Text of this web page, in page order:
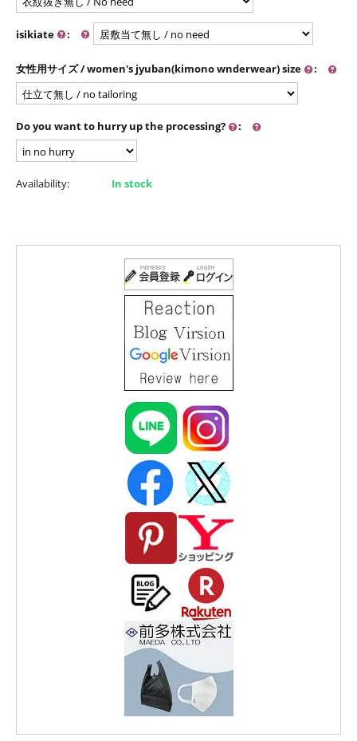
isikiate :
女性用サイズ / women's jyuban(kimono wnderwear) size :
Do you want to hurry up the processing? :
Availability: In stock